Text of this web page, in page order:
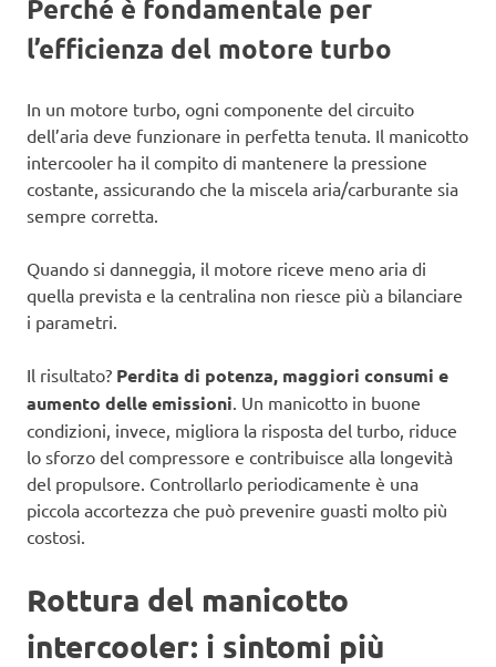
Perché è fondamentale per
l’efficienza del motore turbo
In un motore turbo, ogni componente del circuito
dell’aria deve funzionare in perfetta tenuta. Il manicotto
intercooler ha il compito di mantenere la pressione
costante, assicurando che la miscela aria/carburante sia
sempre corretta.
Quando si danneggia, il motore riceve meno aria di
quella prevista e la centralina non riesce più a bilanciare
i parametri.
Il risultato? Perdita di potenza, maggiori consumi e
aumento delle emissioni. Un manicotto in buone
condizioni, invece, migliora la risposta del turbo, riduce
lo sforzo del compressore e contribuisce alla longevità
del propulsore. Controllarlo periodicamente è una
piccola accortezza che può prevenire guasti molto più
costosi.
Rottura del manicotto
intercooler: i sintomi più